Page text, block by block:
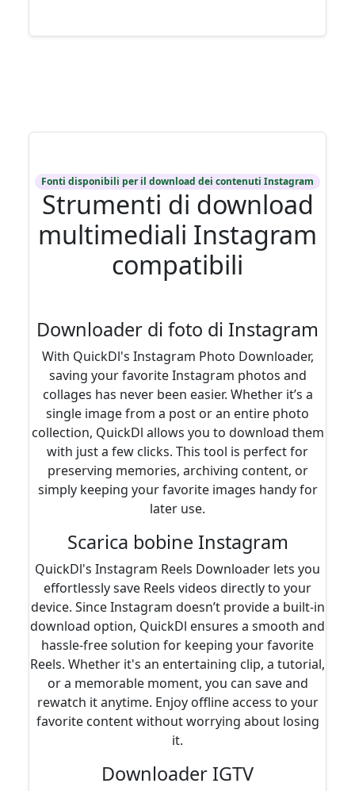
Fonti disponibili per il download dei contenuti Instagram
Strumenti di download
multimediali Instagram
compatibili
Downloader di foto di Instagram
With QuickDl's Instagram Photo Downloader,
saving your favorite Instagram photos and
collages has never been easier. Whether it’s a
single image from a post or an entire photo
collection, QuickDl allows you to download them
with just a few clicks. This tool is perfect for
preserving memories, archiving content, or
simply keeping your favorite images handy for
later use.
Scarica bobine Instagram
QuickDl's Instagram Reels Downloader lets you
effortlessly save Reels videos directly to your
device. Since Instagram doesn’t provide a built-in
download option, QuickDl ensures a smooth and
hassle-free solution for keeping your favorite
Reels. Whether it's an entertaining clip, a tutorial,
or a memorable moment, you can save and
rewatch it anytime. Enjoy offline access to your
favorite content without worrying about losing
it.
Downloader IGTV